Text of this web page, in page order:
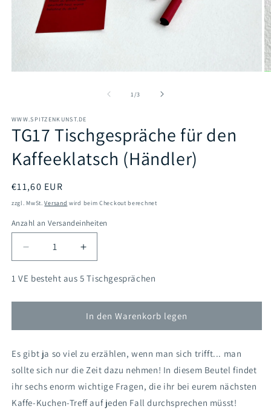
1 /von
3
WWW.SPITZENKUNST.DE
TG17 Tischgespräche für den
Kaffeeklatsch (Händler)
Normaler
Preis
€11,60 EUR
zzgl. MwSt.Versand wird beim Checkout berechnet
Anzahl an Versandeinheiten
Verringere
die
Menge
TG17
Tischgespräche
für
Kaffeeklatsch
(Händler)
Erhöhe
die
Menge
TG17
Tischgespräche
für
Kaffeeklatsch
(Händler)
1 VE besteht aus 5 Tischgesprächen
In den Warenkorb legen
Es gibt ja so viel zu erzählen, wenn man sich trifft... man
sollte sich nur die Zeit dazu nehmen! In diesem Beutel findet
ihr sechs enorm wichtige Fragen, die ihr bei eurem nächsten
Kaffe-Kuchen-Treff auf jeden Fall durchsprechen müsst!